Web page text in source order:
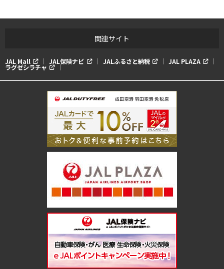
関連サイト
JAL Mall JAL保険ナビ JALふるさと納税 JAL PLAZA
ラグゼシラチャ